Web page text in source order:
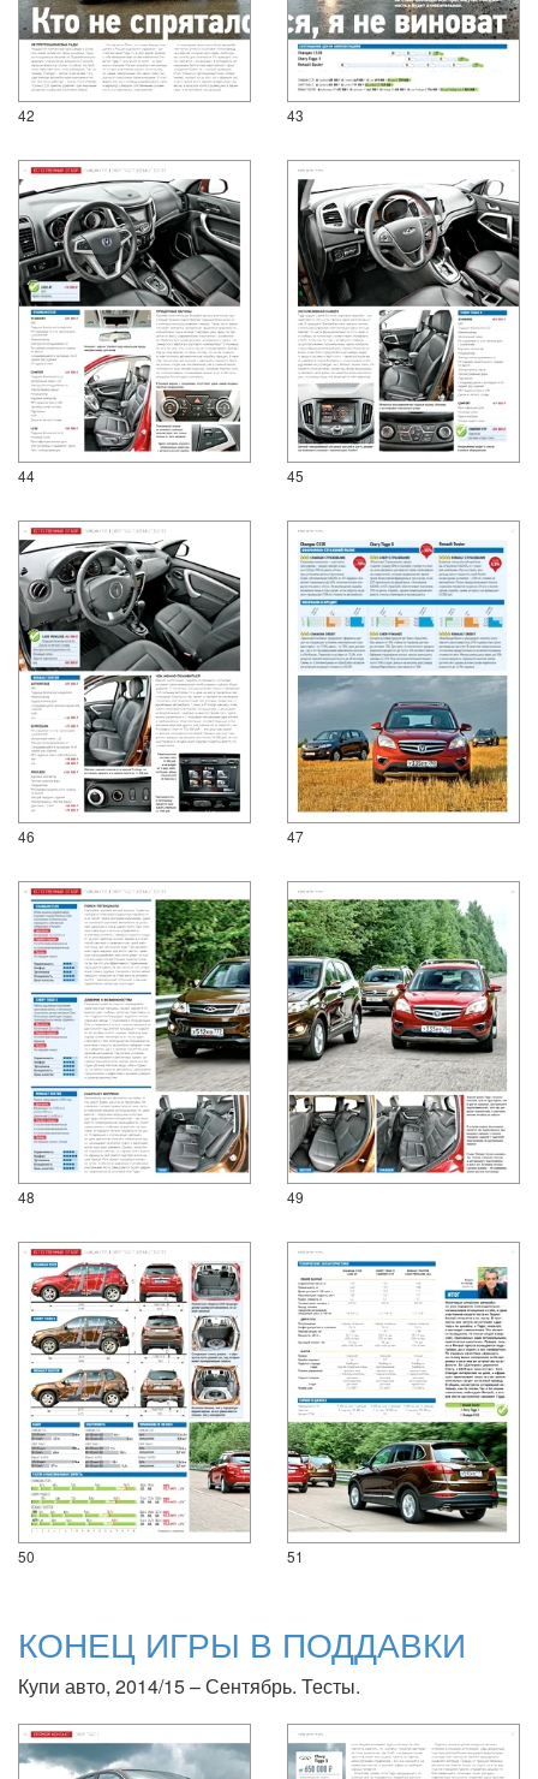
42 43
44 45
46 47
48 49
50 51
КОНЕЦ ИГРЫ В ПОДДАВКИ
Купи авто, 2014/15 – Сентябрь. Тесты.